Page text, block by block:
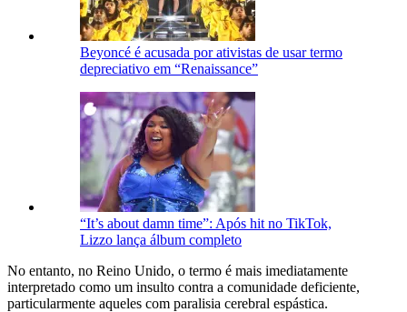
Beyoncé é acusada por ativistas de usar termo
depreciativo em “Renaissance”
“It’s about damn time”: Após hit no TikTok,
Lizzo lança álbum completo
No entanto, no Reino Unido, o termo é mais imediatamente
interpretado como um insulto contra a comunidade deficiente,
particularmente aqueles com paralisia cerebral espástica.